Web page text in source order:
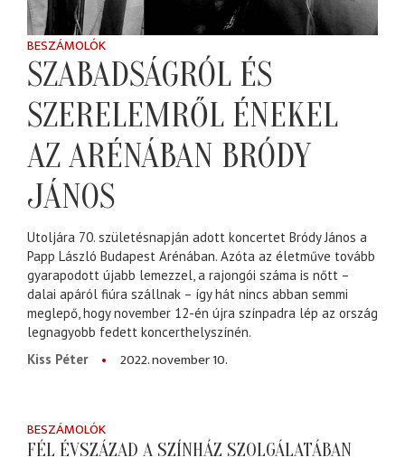
BESZÁMOLÓK
SZABADSÁGRÓL ÉS
SZERELEMRŐL ÉNEKEL
AZ ARÉNÁBAN BRÓDY
JÁNOS
Utoljára 70. születésnapján adott koncertet Bródy János a
Papp László Budapest Arénában. Azóta az életműve tovább
gyarapodott újabb lemezzel, a rajongói száma is nőtt –
dalai apáról fiúra szállnak – így hát nincs abban semmi
meglepő, hogy november 12-én újra színpadra lép az ország
legnagyobb fedett koncerthelyszínén.
Kiss Péter
2022. november 10.
BESZÁMOLÓK
FÉL ÉVSZÁZAD A SZÍNHÁZ SZOLGÁLATÁBAN